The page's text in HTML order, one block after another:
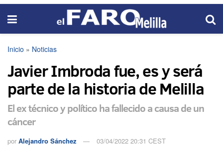
Inicio » Noticias
Javier Imbroda fue, es y será
parte de la historia de Melilla
El ex técnico y político ha fallecido a causa de un
cáncer
por Alejandro Sánchez 03/04/2022 20:31 CEST